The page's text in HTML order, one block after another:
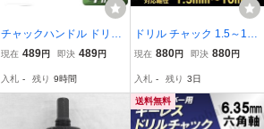
チャックハンドル ドリル
チャックレンチ キーレン
具 大工 ツール DIY 4in1
フォーインワン
現在 489円 即決 489円
入札 - 残り 9時間
ドリル チャック 1.5～10
mm アダプター インパク
バー グラインダー ビット
六角軸 ハンドル 穴あけ
アタッチメント
現在 880円 即決 880円
入札 - 残り 3日
送料無料